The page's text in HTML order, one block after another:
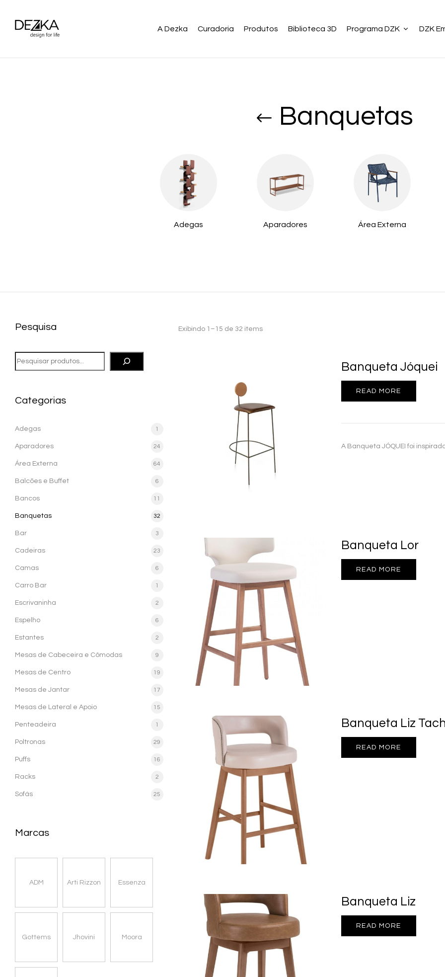
A Dezka Curadoria Produtos Biblioteca 3D Programa DZK DZK
Banquetas
Adegas Aparadores Área Externa
Pesquisa
Categorias
Adegas 1
Aparadores 24
Área Externa 64
Balcões e Buffet 6
Bancos 11
Banquetas 32
Bar 3
Cadeiras 23
Camas 6
Carro Bar 1
Escrivaninha 2
Espelho 6
Estantes 2
Mesas de Cabeceira e Cômodas 9
Mesas de Centro 19
Mesas de Jantar 17
Mesas de Lateral e Apoio 15
Penteadeira 1
Poltronas 29
Puffs 16
Racks 2
Sofás 25
Marcas
ADM Arti Rizzon Essenza
Gottems Jhovini Moora
Exibindo 1–15 de 32 items
Banqueta Jóquei
READ MORE
A Banqueta JÓQUEI foi
Banqueta Lor
READ MORE
Banqueta Liz
READ MORE
Banqueta Liz
READ MORE